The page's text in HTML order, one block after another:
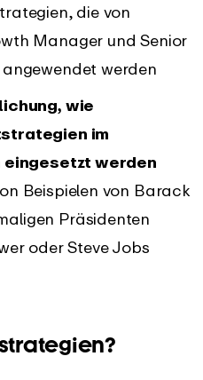
die von
Manager und Senior
werden
wie
im
werden
Beispielen von Barack
Präsidenten
oder Steve Jobs